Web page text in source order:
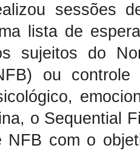
sessões
lista de
sujeitos do
ou
o Sequential
NFB com o